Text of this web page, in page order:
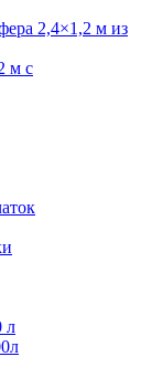
2,4×1,2 м из
м с
л